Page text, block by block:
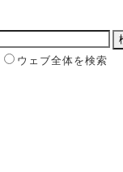
ウェブ全体を検索